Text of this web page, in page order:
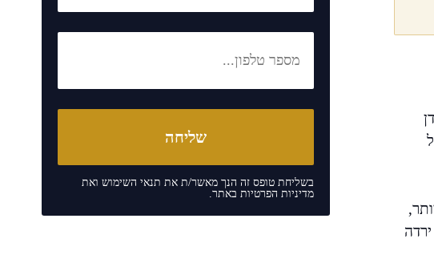
בשליחת טופס זה הנך מאשר/ת את תנאי השימושואת
מדיניות הפרטיותבאתר.